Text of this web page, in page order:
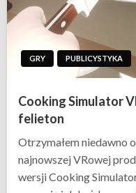
GRY PUBLICYSTYKA
Cooking Simulator
felieton
Otrzymałem niedawno
najnowszej VRowej
wersji Cooking